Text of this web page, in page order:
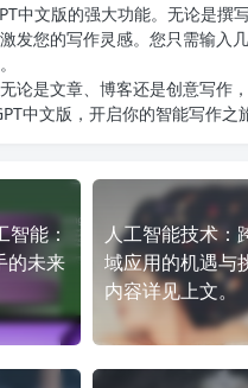
中文版的强大功能。无论是撰
发您的写作灵感。您只需输入
论是文章、博客还是创意写作
中文版 ，开启你的智能写作之
智能：
的未来
人工智能技术：
域应用的机遇与
内容详见上文。